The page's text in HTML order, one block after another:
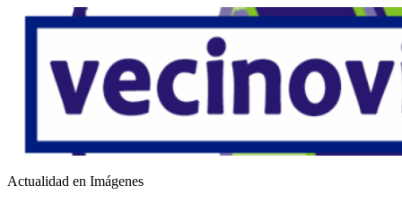
Saltar
Vecino Virtual
Actualidad en Imágenes